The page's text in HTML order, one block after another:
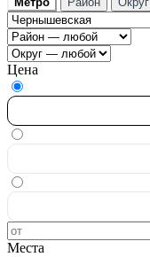
Цена
Места